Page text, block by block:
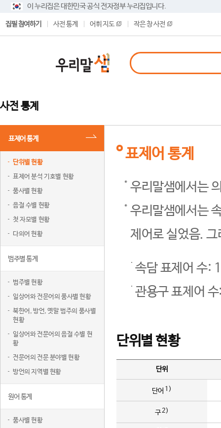
이 누리집은 대한민국 공식 전자정부 누리집입니다.
집필 참여하기 사전 통계 어휘 지도 작은 창 사전
사전 통계
표제어 통계
단위별 현황
표제어 분석 기호별 현황
품사별 현황
음절 수별 현황
첫 자모별 현황
다의어 현황
범주별 통계
범주별 현황
일상어와 전문어의 품사별 현황
북한어, 방언, 옛말 범주의 품사별
현황
일상어와 전문어의 음절 수별 현
황
전문어의 전문 분야별 현황
방언의 지역별 현황
원어 통계
품사별 현황
표제어 통계
우리말샘에서는
우리말샘에서는
제어로 실었음.
속담 표제어 수:
관용구 표제어
단위별 현황
단위
단어 1)
구2)